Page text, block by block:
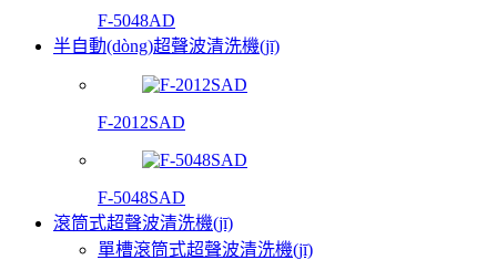
F-5048AD
半自動(dòng)超聲波清洗機(jī)
F-2012SAD
F-5048SAD
滾筒式超聲波清洗機(jī)
單槽滾筒式超聲波清洗機(jī)